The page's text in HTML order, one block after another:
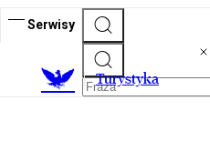
Serwisy
Turystyka